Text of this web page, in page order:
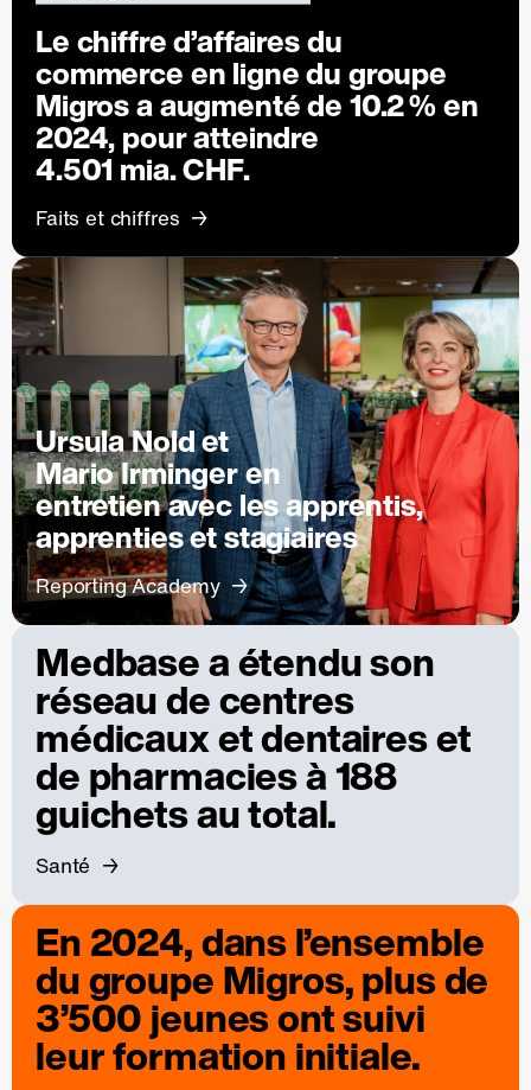
Le chiffre d’affaires du
commerce en ligne du groupe
Migros a augmenté de10.2 %en
2024, pour atteindre
4.501 mia. CHF.
Faits et chiffres
Ursula Nold et
Mario Irminger en
entretien avec les apprentis,
apprenties et stagiaires
Reporting Academy
Medbase a étendu son
réseau de centres
médicaux et dentaires et
de pharmacies à 188
guichets au total.
Santé
En 2024, dans l’ensemble
du groupe Migros, plus de
3’500 jeunes ont suivi
leur formation initiale.